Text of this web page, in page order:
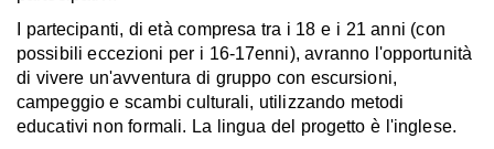
I partecipanti, di età compresa tra i 18 e i 21 anni (con
possibili eccezioni per i 16-17enni), avranno l'opportunità
di vivere un'avventura di gruppo con escursioni,
campeggio e scambi culturali, utilizzando metodi
educativi non formali. La lingua del progetto è l'inglese.